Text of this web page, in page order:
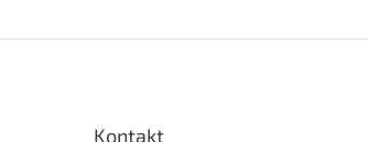
Kontakt